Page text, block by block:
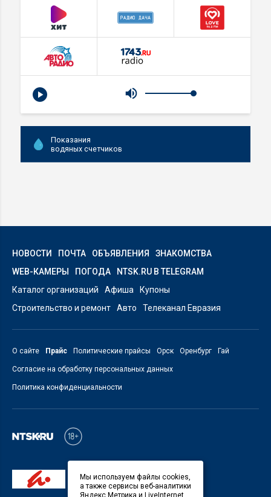
Показания
водяных счетчиков
НОВОСТИ ПОЧТА ОБЪЯВЛЕНИЯ
ЗНАКОМСТВА
WEB-КАМЕРЫ
ПОГОДА
NTSK.RU В TELEGRAM
Каталог организаций
Афиша
Купоны
Строительство и ремонт
Авто Телеканал Евразия
О сайте Прайс Политические прайсы Орск Оренбург Гай
Согласие на обработку персональных данных
Политика конфиденциальности
Мы используем файлы cookies,
а также сервисы веб-аналитики
Яндекс.Метрика и LiveInternet